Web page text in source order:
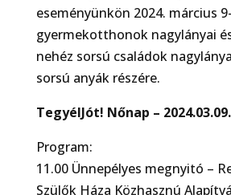
eseményünkön 2024. március
gyermekotthonok nagylányai
nehéz sorsú családok
sorsú anyák részére.
TegyélJót! Nőnap –
Program:
11.00 Ünnepélyes megnyitó –
Szülők Háza Közhasznú